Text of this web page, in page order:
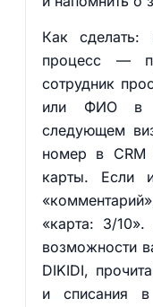
Как сделать:
процесс —
сотрудник
или ФИО в
следующем
номер в CRM
карты. Если
«карта: 3/10».
возможности
DIKIDI,
и списания